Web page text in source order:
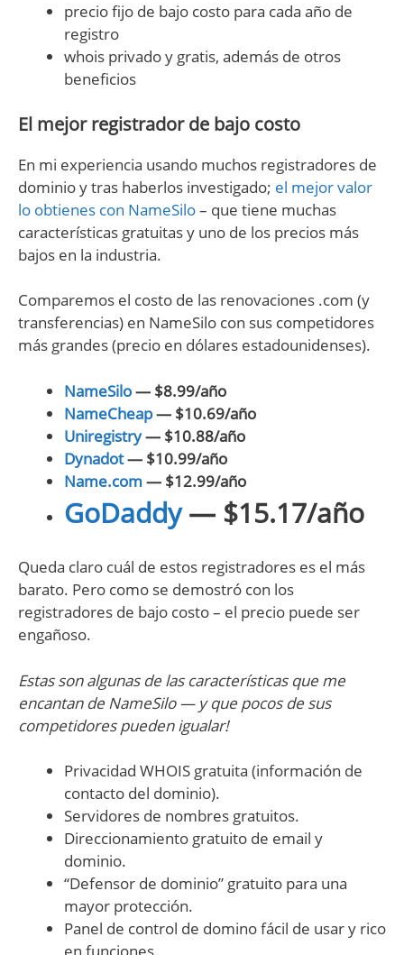
precio fijo de bajo costo para cada año de
registro
whois privado y gratis, además de otros
beneficios
El mejor registrador de bajo costo
En mi experiencia usando muchos registradores de
dominio y tras haberlos investigado; el mejor valor
lo obtienes con NameSilo– que tiene muchas
características gratuitas y uno de los precios más
bajos en la industria.
Comparemos el costo de las renovaciones .com (y
transferencias) en NameSilo con sus competidores
más grandes (precio en dólares estadounidenses).
NameSilo— $8.99/año
NameCheap— $10.69/año
Uniregistry— $10.88/año
Dynadot— $10.99/año
Name.com— $12.99/año
GoDaddy— $15.17/año
Queda claro cuál de estos registradores es el más
barato. Pero como se demostró con los
registradores de bajo costo – el precio puede ser
engañoso.
Estas son algunas de las características que me
encantan de NameSilo — y que pocos de sus
competidores pueden igualar!
Privacidad WHOIS gratuita (información de
contacto del dominio).
Servidores de nombres gratuitos.
Direccionamiento gratuito de email y
dominio.
“Defensor de dominio” gratuito para una
mayor protección.
Panel de control de domino fácil de usar y rico